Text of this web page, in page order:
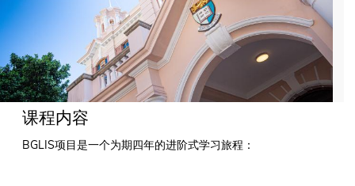
课程内容
BGLIS项目是一个为期四年的进阶式学习旅程：